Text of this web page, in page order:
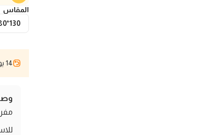
المقاس
130*180 سم
14 يوم إسترجاع